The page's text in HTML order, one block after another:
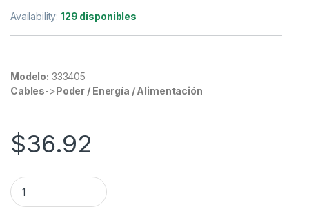
Availability:129 disponibles
Modelo: 333405
Cables->Poder / Energía / Alimentación
$36.92
Manhattan Cable de Alta Velocidad USB 2.0, USB A Macho -